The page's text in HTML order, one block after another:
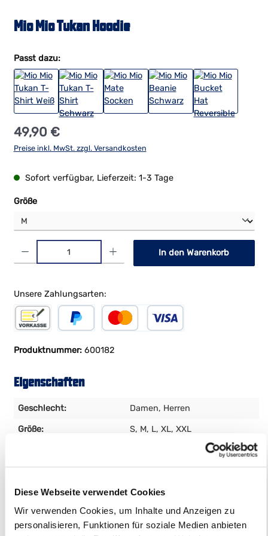
Diese Webseite verwendet Cookies
Wir verwenden Cookies, um Inhalte und Anzeigen zu
personalisieren, Funktionen für soziale Medien anbieten
Mio Mio Tukan Hoodie
Passt dazu:
Regulärer Preis:
49,90 €
Preise inkl. MwSt. zzgl. Versandkosten
Sofort verfügbar, Lieferzeit: 1-3 Tage
Größeauswählen
Produkt Anzahl: Gib den gewünschten Wert ein oder benutze die
In den Warenkorb
Unsere Zahlungsarten:
Produktnummer: 600182
Eigenschaften
Geschlecht: Damen, Herren
Größe: S, M, L, XL, XXL
Produktbeschreibung
Schwarz, Gold, Gold sind alle unsere Farben... Oder